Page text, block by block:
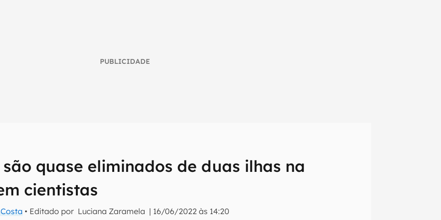
PUBLICIDADE
quase eliminados de duas ilhas na
cientistas
• Editado por Luciana Zaramela | 16/06/2022 às 14:20
do Canaltech e receba notícias e reviews sobre tecnologia em primeira